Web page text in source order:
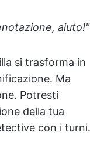
aiuto!"
si trasforma in
Ma
Potresti
della tua
con i turni.